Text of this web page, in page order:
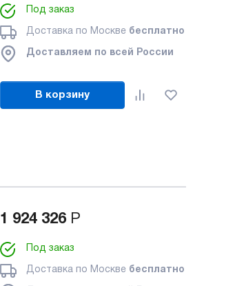
Под заказ
Доставка по Москве бесплатно
Доставляем по всей России
В корзину
1 924 326 Р
Под заказ
Доставка по Москве бесплатно